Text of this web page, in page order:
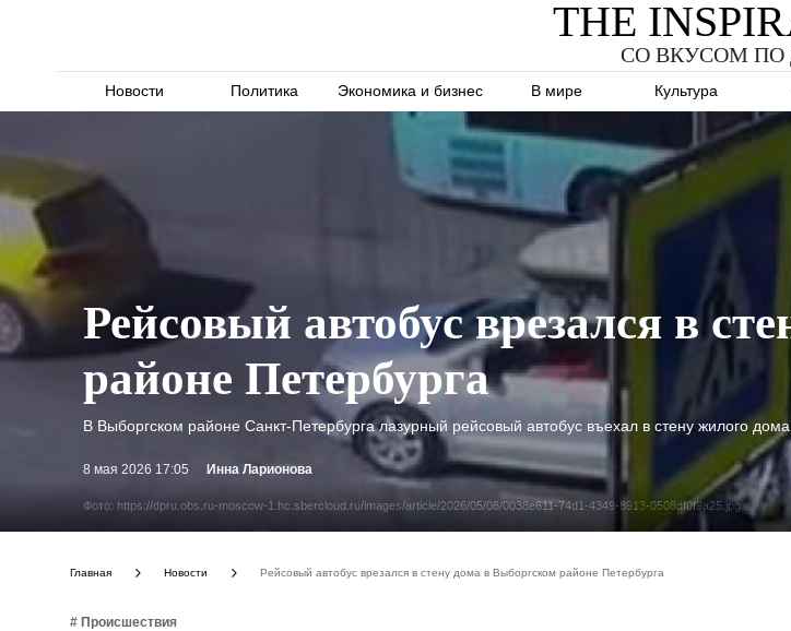
THE
СО ВКУСОМ ПО
Новости Политика Экономика и бизнес В мире Культура
Фото: https://dpru.obs.ru-moscow-1.hc.sbercloud.ru/images/article/2026/05/08/0038e611-74d1-4349-8913-0508df0f9a25.jpg
Рейсовый автобус врезался в
районе Петербурга
В Выборгском районе Санкт-Петербурга лазурный рейсовый автобус въехал в стену жилого
8 мая 2026 17:05 Инна Ларионова
Главная Новости Рейсовый автобус врезался в стену дома в Выборгском районе Петербурга
# Происшествия